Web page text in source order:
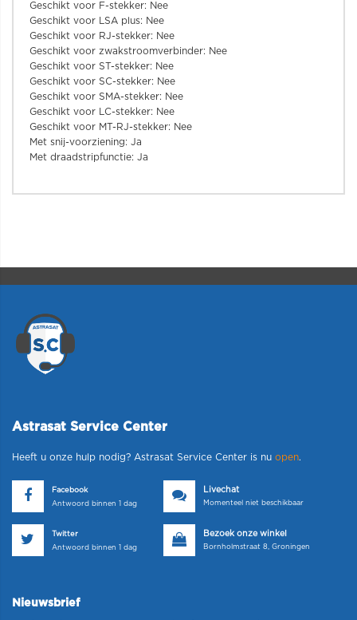
Geschikt voor F-stekker: Nee
Geschikt voor LSA plus: Nee
Geschikt voor RJ-stekker: Nee
Geschikt voor zwakstroomverbinder: Nee
Geschikt voor ST-stekker: Nee
Geschikt voor SC-stekker: Nee
Geschikt voor SMA-stekker: Nee
Geschikt voor LC-stekker: Nee
Geschikt voor MT-RJ-stekker: Nee
Met snij-voorziening: Ja
Met draadstripfunctie: Ja
Astrasat Service Center
Heeft u onze hulp nodig? Astrasat Service Center is nu open.
Facebook
Antwoord binnen 1 dag
Livechat
Momenteel niet beschikbaar
Twitter
Antwoord binnen 1 dag
Bezoek onze winkel
Bornholmstraat 8, Groningen
Nieuwsbrief